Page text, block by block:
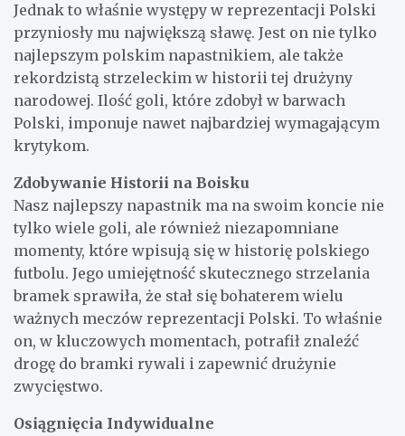
Jednak to właśnie występy w reprezentacji Polski
przyniosły mu największą sławę. Jest on nie tylko
najlepszym polskim napastnikiem, ale także
rekordzistą strzeleckim w historii tej drużyny
narodowej. Ilość goli, które zdobył w barwach
Polski, imponuje nawet najbardziej wymagającym
krytykom.
Zdobywanie Historii na Boisku
Nasz najlepszy napastnik ma na swoim koncie nie
tylko wiele goli, ale również niezapomniane
momenty, które wpisują się w historię polskiego
futbolu. Jego umiejętność skutecznego strzelania
bramek sprawiła, że stał się bohaterem wielu
ważnych meczów reprezentacji Polski. To właśnie
on, w kluczowych momentach, potrafił znaleźć
drogę do bramki rywali i zapewnić drużynie
zwycięstwo.
Osiągnięcia Indywidualne